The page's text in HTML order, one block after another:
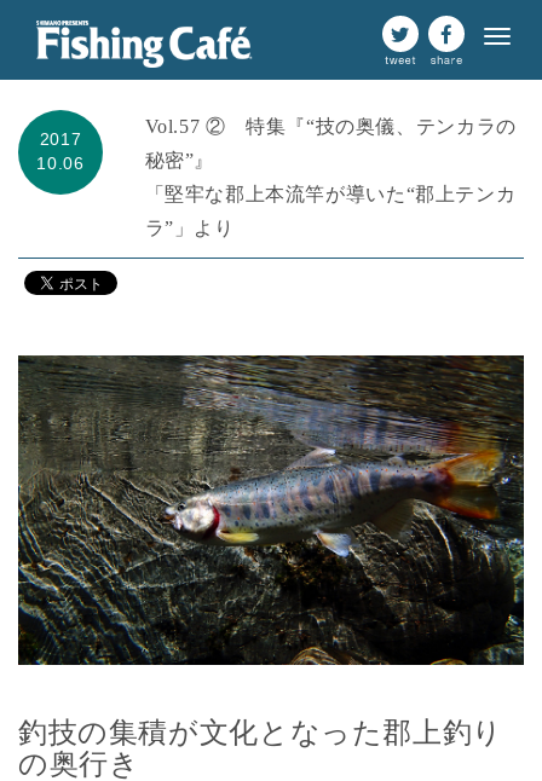
2017
10.06
Vol.57 ② 特集『“技の奥儀、テンカラの
秘密”』
「堅牢な郡上本流竿が導いた“郡上テンカ
ラ”」より
釣技の集積が文化となった郡上釣り
の奥行き